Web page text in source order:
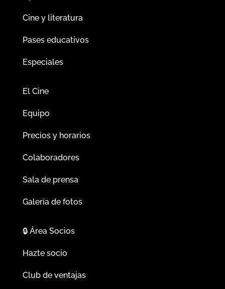
Cine y literatura
Pases educativos
Especiales
El Cine
Equipo
Precios y horarios
Colaboradores
Sala de prensa
Galería de fotos
🔒Área Socios
Hazte socio
Club de ventajas